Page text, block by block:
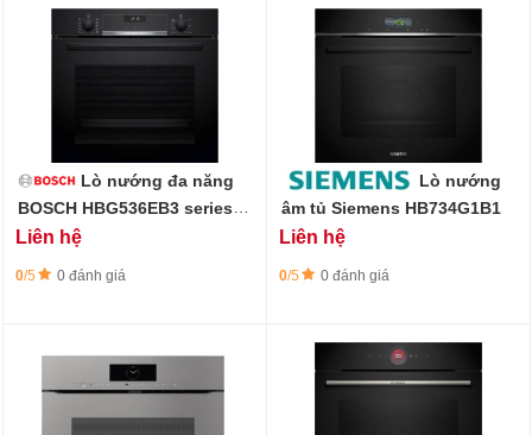
Lò nướng đa năng
BOSCH HBG536EB3 series 6
- Công suất 3400W - 71L
Liên hệ
0/5 0 đánh giá
Lò nướng
âm tủ Siemens HB734G1B1
Liên hệ
0/5 0 đánh giá